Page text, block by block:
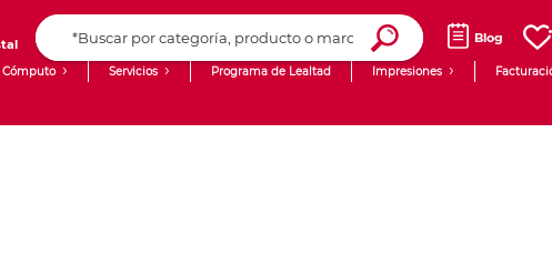
Blog
Cómputo Servicios Programa de Lealtad Impresiones